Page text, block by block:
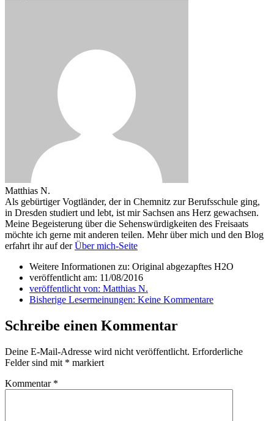
Matthias N.
Als gebürtiger Vogtländer, der in Chemnitz zur Berufsschule ging,
in Dresden studiert und lebt, ist mir Sachsen ans Herz gewachsen.
Meine Begeisterung über die Sehenswürdigkeiten des Freisaats
möchte ich gerne mit anderen teilen. Mehr über mich und den Blog
erfahrt ihr auf derÜber mich-Seite
Weitere Informationen zu: Original abgezapftes H2O
veröffentlicht am: 11/08/2016
veröffentlicht von: Matthias N.
Bisherige Lesermeinungen: Keine Kommentare
Schreibe einen Kommentar
Deine E-Mail-Adresse wird nicht veröffentlicht. Erforderliche
Felder sind mit * markiert
Kommentar *